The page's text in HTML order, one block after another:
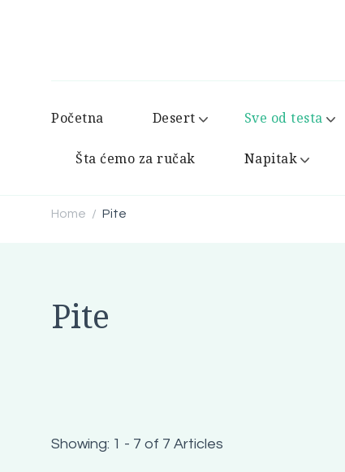
Početna Desert Sve od testa
Šta ćemo za ručak Napitak
Home / Pite
Pite
Showing: 1 - 7 of 7 Articles